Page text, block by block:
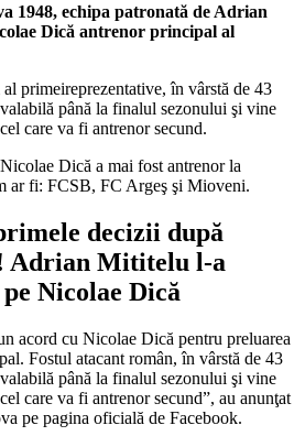
1948, echipa patronată de Adrian
Dică antrenor principal al
primeireprezentative, în vârstă de 43
până la finalul sezonului şi vine
care va fi antrenor secund.
Dică a mai fost antrenor la
ar fi: FCSB, FC Argeş şi Mioveni.
decizii după
Adrian Mititelu l-a
Nicolae Dică
acord cu Nicolae Dică pentru preluarea
Fostul atacant român, în vârstă de 43
până la finalul sezonului şi vine
care va fi antrenor secund”, au anunţat
pe pagina oficială de Facebook.